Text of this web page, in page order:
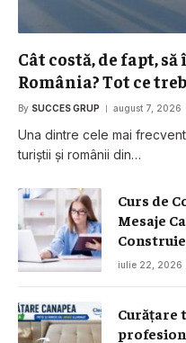
Cât costă, de fapt,
România? Tot ce
By SUCCES GRUP august 7, 2026
Una dintre cele mai
turiștii și românii din…
Curs de
Mesaje
iulie 22, 2026
Curățare